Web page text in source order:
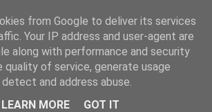
from Google to deliver its services
Your IP address and user-agent are
along with performance and security
quality of service, generate usage
and address abuse.
LEARN MORE
GOT IT